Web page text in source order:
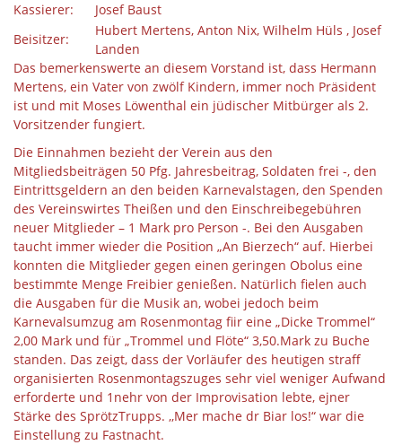
Kassierer:
Josef Baust
Beisitzer:
Hubert Mertens, Anton Nix, Wilhelm Hüls , Josef
Landen
Das bemerkenswerte an diesem Vorstand ist, dass Hermann
Mertens, ein Vater von zwölf Kindern, immer noch Präsident
ist und mit Moses Löwenthal ein jüdischer Mitbürger als 2.
Vorsitzender fungiert.
Die Einnahmen bezieht der Verein aus den
Mitgliedsbeiträgen 50 Pfg. Jahresbeitrag, Soldaten frei -, den
Eintrittsgeldern an den beiden Karnevalstagen, den Spenden
des Vereinswirtes Theißen und den Einschreibegebühren
neuer Mitglieder – 1 Mark pro Person -. Bei den Ausgaben
taucht immer wieder die Position „An Bierzech“ auf. Hierbei
konnten die Mitglieder gegen einen geringen Obolus eine
bestimmte Menge Freibier genießen. Natürlich fielen auch
die Ausgaben für die Musik an, wobei jedoch beim
Karnevalsumzug am Rosenmontag fiir eine „Dicke Trommel“
2,00 Mark und für „Trommel und Flöte“ 3,50.Mark zu Buche
standen. Das zeigt, dass der Vorläufer des heutigen straff
organisierten Rosenmontagszuges sehr viel weniger Aufwand
erforderte und 1nehr von der Improvisation lebte, ejner
Stärke des SprötzTrupps. ,,Mer mache dr Biar los!“ war die
Einstellung zu Fastnacht.